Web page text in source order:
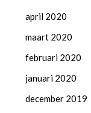
april 2020
maart 2020
februari 2020
januari 2020
december 2019